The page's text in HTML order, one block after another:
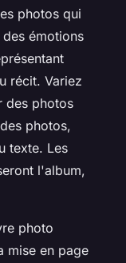
photos qui
émotions
récit. Variez
des photos
photos,
texte. Les
l'album,
photo
mise en page